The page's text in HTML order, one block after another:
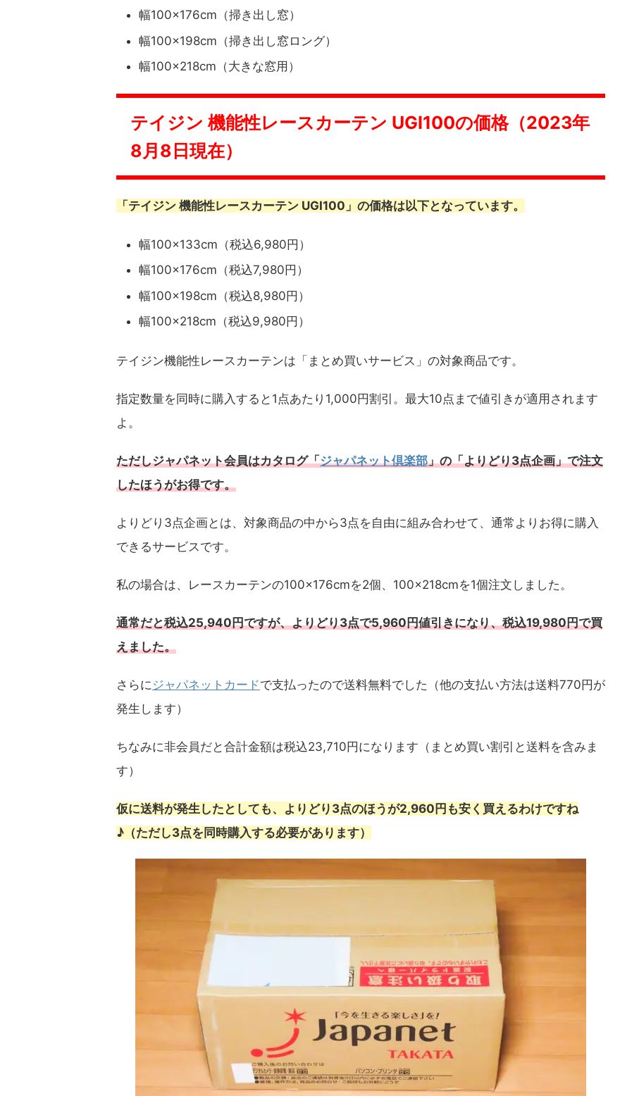
幅100×176cm（掃き出し窓）
幅100×198cm（掃き出し窓ロング）
幅100×218cm（大きな窓用）
テイジン 機能性レースカーテン UGI100の価格（2023年
8月8日現在）
「テイジン 機能性レースカーテン UGI100」の価格は以下となっています。
幅100×133cm（税込6,980円）
幅100×176cm（税込7,980円）
幅100×198cm（税込8,980円）
幅100×218cm（税込9,980円）
テイジン機能性レースカーテンは「まとめ買いサービス」の対象商品です。
指定数量を同時に購入すると1点あたり1,000円割引。最大10点まで値引きが適用されます
よ。
ただしジャパネット会員はカタログ「ジャパネット倶楽部」の「よりどり3点企画」で注文
したほうがお得です。
よりどり3点企画とは、対象商品の中から3点を自由に組み合わせて、通常よりお得に購入
できるサービスです。
私の場合は、レースカーテンの100×176cmを2個、100×218cmを1個注文しました。
通常だと税込25,940円ですが、よりどり3点で5,960円値引きになり、税込19,980円で買
えました。
さらに ジャパネットカードで支払ったので送料無料でした（他の支払い方法は送料770円が
発生します）
ちなみに非会員だと合計金額は税込23,710円になります（まとめ買い割引と送料を含みま
す）
仮に送料が発生したとしても、よりどり3点のほうが2,960円も安く買えるわけですね
♪（ただし3点を同時購入する必要があります）